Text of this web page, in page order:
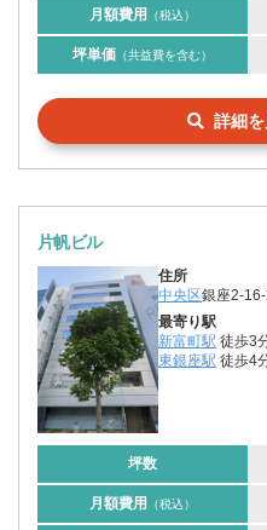
月額費用 （税込）
坪単価 （共益費を含む）
詳細
片帆ビル
住所
中央区銀座2-16-
最寄り駅
新富町駅 徒歩3
東銀座駅 徒歩4
坪数
月額費用 （税込）